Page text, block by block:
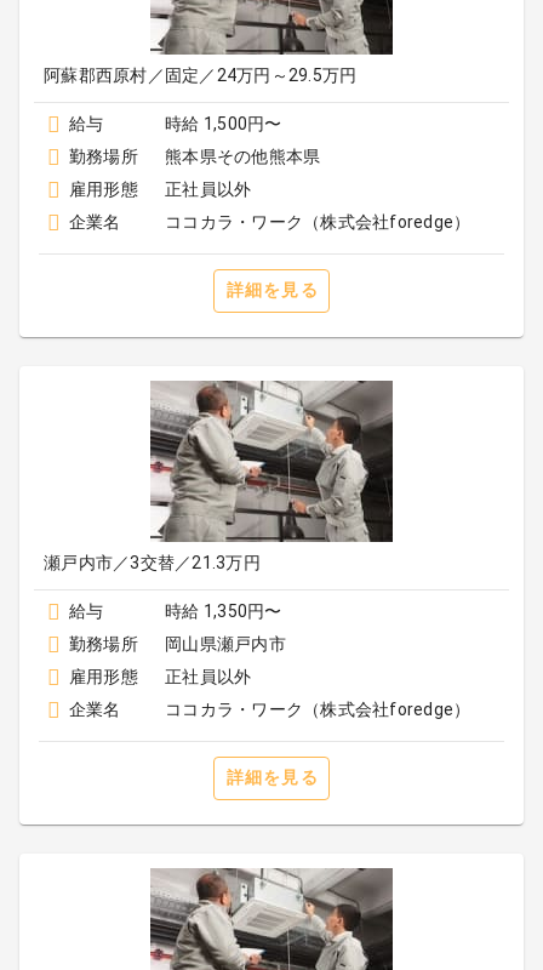
阿蘇郡西原村／固定／24万円～29.5万円
給与
時給 1,500円〜
勤務場所
熊本県その他熊本県
雇用形態
正社員以外
企業名
ココカラ・ワーク（株式会社foredge）
詳細を見る
瀬戸内市／3交替／21.3万円
給与
時給 1,350円〜
勤務場所
岡山県瀬戸内市
雇用形態
正社員以外
企業名
ココカラ・ワーク（株式会社foredge）
詳細を見る